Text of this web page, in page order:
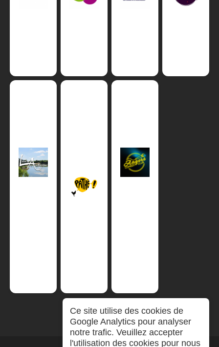
Ce site utilise des cookies de
Google Analytics pour analyser
notre trafic. Veuillez accepter
l'utilisation des cookies pour nous